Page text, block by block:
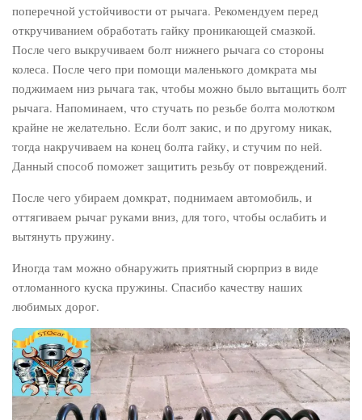
поперечной устойчивости от рычага. Рекомендуем перед
откручиванием обработать гайку проникающей смазкой.
После чего выкручиваем болт нижнего рычага со стороны
колеса. После чего при помощи маленького домкрата мы
поджимаем низ рычага так, чтобы можно было вытащить болт
рычага. Напоминаем, что стучать по резьбе болта молотком
крайне не желательно. Если болт закис, и по другому никак,
тогда накручиваем на конец болта гайку, и стучим по ней.
Данный способ поможет защитить резьбу от повреждений.
После чего убираем домкрат, поднимаем автомобиль, и
оттягиваем рычаг руками вниз, для того, чтобы ослабить и
вытянуть пружину.
Иногда там можно обнаружить приятный сюрприз в виде
отломанного куска пружины. Спасибо качеству наших
любимых дорог.